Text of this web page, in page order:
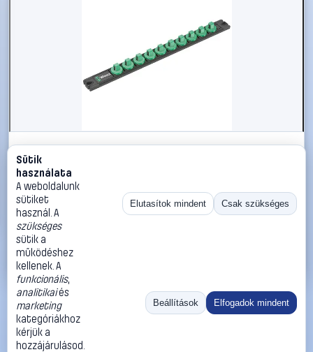
Wera 05136421001 9601 Mágneses foglalat szalag
csavarással rögzítésre, 3/8 (H x Sz x Ma) 340 x 30 x 30
mm 1 db
Wera Szerszámtartó lécek
10 990 Ft
Kosárba
«
Ugrás:
Méret:
Rendezés:
©2026
ÁSZF
Sütik
használata
A weboldalunk
sütiket
használ. A
szükséges
sütik a
működéshez
kellenek. A
funkcionális,
analitikaiés
marketing
kategóriákhoz
kérjük a
hozzájárulásod.
Elutasítok mindent Csak szükséges
Beállítások Elfogadok mindent